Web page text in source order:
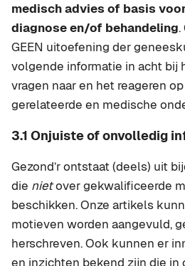
medisch advies of basis
diagnose en/of behandeling.
GEEN uitoefening der
volgende informatie in acht bij
vragen naar en het reageren
gerelateerde en medische
3.1 Onjuiste of onvolledig
Gezond’r ontstaat (deels) uit
die nietover gekwalificeerde
beschikken. Onze artikels
motieven worden aangevuld,
herschreven. Ook kunnen er
en inzichten bekend zijn die in